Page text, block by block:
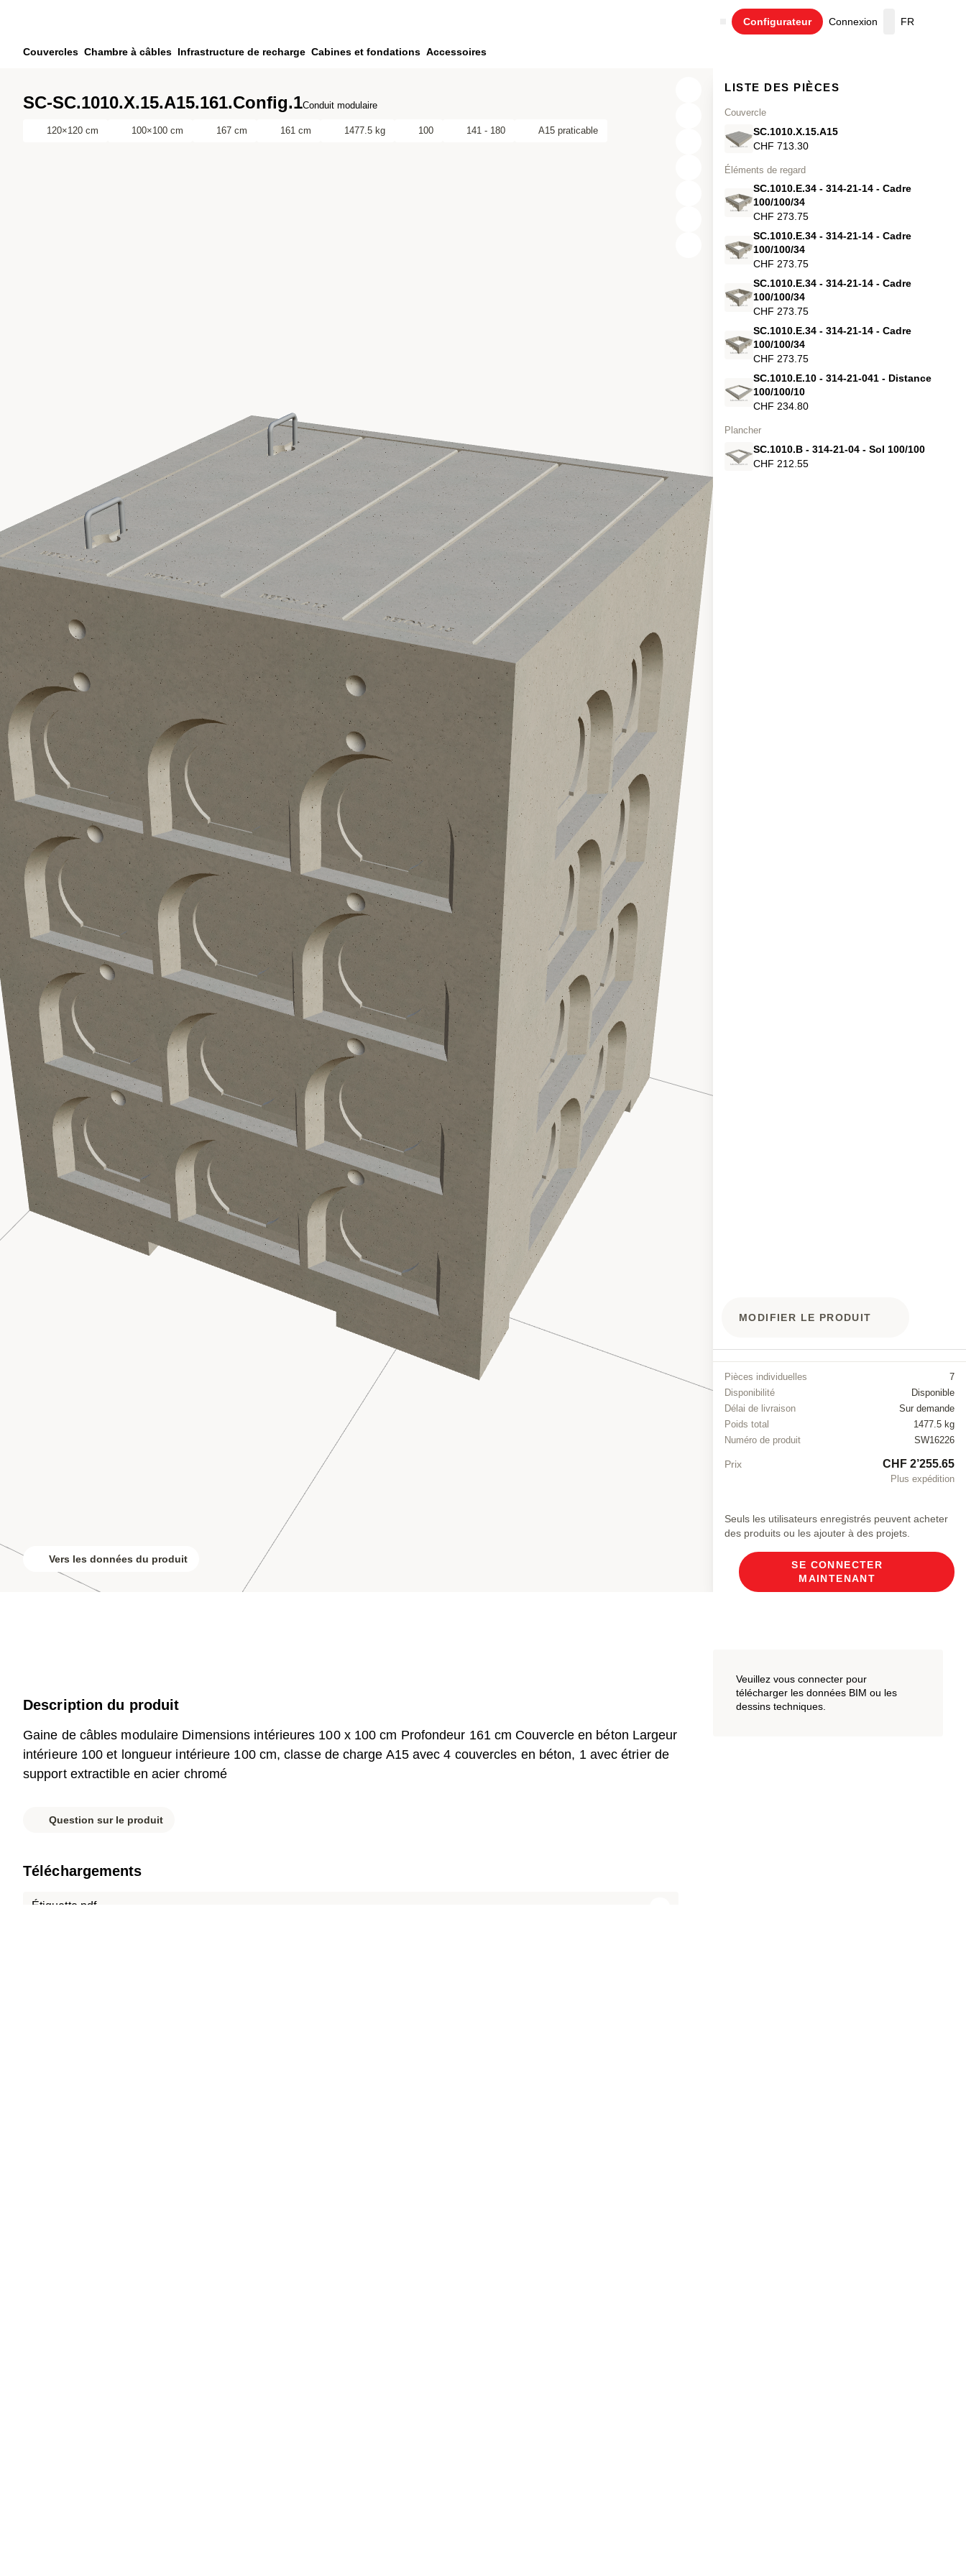
Passer à votre compte
Couvercles Chambre à câbles Infrastructure de recharge Cabines et fondations Accessoires
Configurateur Connexion
Panier
FR
Conduit modulaire
SC-SC.1010.X.15.A15.161.Config.1
120×120 cm 100×100 cm 167 cm 161 cm 1477.5 kg 100 141 - 180 A15 praticable
Vers les données du produit
LISTE DES PIÈCES
Couvercle
SC.1010.X.15.A15
CHF 713.30
Éléments de regard
SC.1010.E.34 - 314-21-14 - Cadre
100/100/34
CHF 273.75
SC.1010.E.34 - 314-21-14 - Cadre
100/100/34
CHF 273.75
SC.1010.E.34 - 314-21-14 - Cadre
100/100/34
CHF 273.75
SC.1010.E.34 - 314-21-14 - Cadre
100/100/34
CHF 273.75
SC.1010.E.10 - 314-21-041 - Distance
100/100/10
CHF 234.80
Plancher
SC.1010.B - 314-21-04 - Sol 100/100
CHF 212.55
MODIFIER LE PRODUIT
Pièces individuelles
7
Disponibilité
Disponible
Délai de livraison
Sur demande
Poids total
1477.5 kg
Numéro de produit
SW16226
Prix CHF 2’255.65
Plus expédition
Seuls les utilisateurs enregistrés peuvent acheter
des produits ou les ajouter à des projets.
SE CONNECTER
MAINTENANT
Description du produit
Gaine de câbles modulaire Dimensions intérieures 100 x 100 cm Profondeur 161 cm Couvercle en béton Largeur
intérieure 100 et longueur intérieure 100 cm, classe de charge A15 avec 4 couvercles en béton, 1 avec étrier de
support extractible en acier chromé
Question sur le produit
Téléchargements
Étiquette.pdf
Veuillez vous connecter pour
télécharger les données BIM ou les
dessins techniques.